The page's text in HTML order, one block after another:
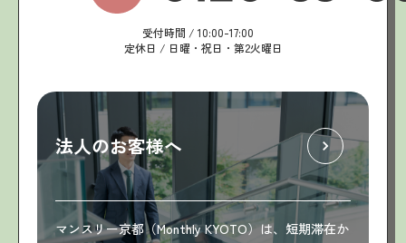
受付時間 / 10:00-17:00
定休日 / 日曜・祝日・第2火曜日
法人のお客様へ
マンスリー京都（Monthly KYOTO）は、短期滞在か